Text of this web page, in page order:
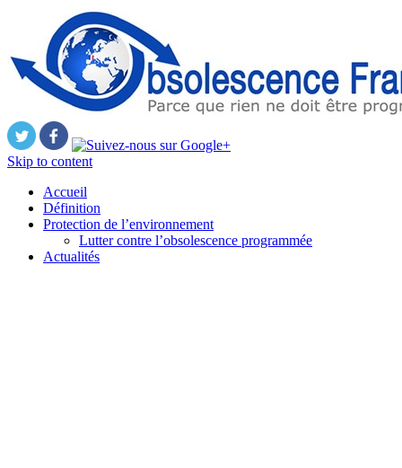
Skip to content
Accueil
Définition
Protection de l’environnement
Lutter contre l’obsolescence programmée
Actualités